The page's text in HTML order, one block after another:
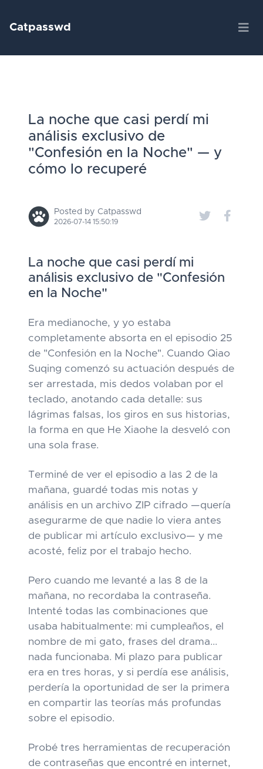
Catpasswd
La noche que casi perdí mi
análisis exclusivo de
"Confesión en la Noche" — y
cómo lo recuperé
Posted by Catpasswd
2026-07-14 15:50:19
La noche que casi perdí mi
análisis exclusivo de "Confesión
en la Noche"
Era medianoche, y yo estaba
completamente absorta en el episodio 25
de "Confesión en la Noche". Cuando Qiao
Suqing comenzó su actuación después de
ser arrestada, mis dedos volaban por el
teclado, anotando cada detalle: sus
lágrimas falsas, los giros en sus historias,
la forma en que He Xiaohe la desveló con
una sola frase.
Terminé de ver el episodio a las 2 de la
mañana, guardé todas mis notas y
análisis en un archivo ZIP cifrado —quería
asegurarme de que nadie lo viera antes
de publicar mi artículo exclusivo— y me
acosté, feliz por el trabajo hecho.
Pero cuando me levanté a las 8 de la
mañana, no recordaba la contraseña.
Intenté todas las combinaciones que
usaba habitualmente: mi cumpleaños, el
nombre de mi gato, frases del drama...
nada funcionaba. Mi plazo para publicar
era en tres horas, y si perdía ese análisis,
perdería la oportunidad de ser la primera
en compartir las teorías más profundas
sobre el episodio.
Probé tres herramientas de recuperación
de contraseñas que encontré en internet,